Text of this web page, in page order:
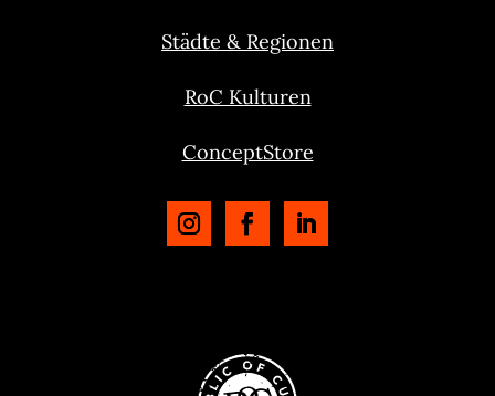
Städte & Regionen
RoC Kulturen
ConceptStore